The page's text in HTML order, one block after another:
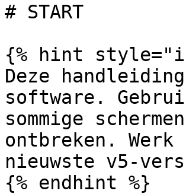
# START
{% hint
Deze
software.
sommige
ontbreken.
nieuwste v5-
{% endhint %}